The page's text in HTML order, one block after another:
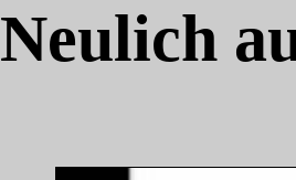
Neulich